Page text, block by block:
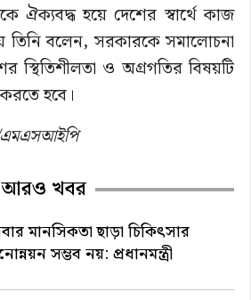
ঐক্যবদ্ধ হয়ে দেশের স্বার্থে কাজ
তিনি বলেন, সরকারকে সমালোচনা
স্থিতিশীলতা ও অগ্রগতির বিষয়টি
হবে।
আরও খবর
মানসিকতা ছাড়া চিকিৎসার
সম্ভব নয়: প্রধানমন্ত্রী